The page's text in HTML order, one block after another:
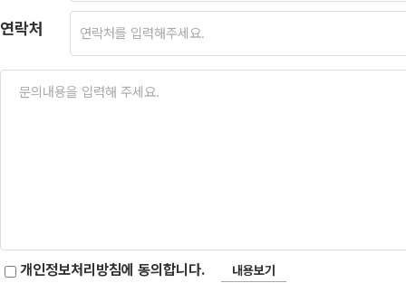
연락처
개인정보처리방침에 동의합니다. 내용보기